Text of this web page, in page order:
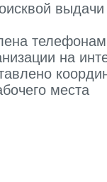
на
места